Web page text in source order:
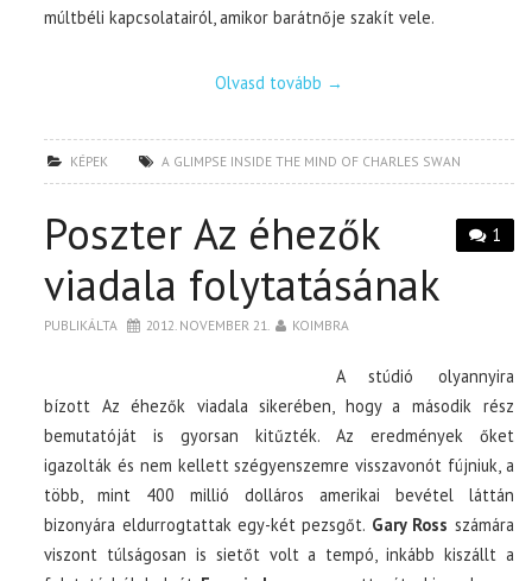
múltbéli kapcsolatairól, amikor barátnője szakít vele.
Olvasd tovább →
KÉPEK A GLIMPSE INSIDE THE MIND OF CHARLES SWAN
1
Poszter Az éhezők
viadala folytatásának
PUBLIKÁLTA 2012. NOVEMBER 21. KOIMBRA
A stúdió olyannyira
bízott Az éhezők viadala sikerében, hogy a második rész
bemutatóját is gyorsan kitűzték. Az eredmények őket
igazolták és nem kellett szégyenszemre visszavonót fújniuk, a
több, mint 400 millió dolláros amerikai bevétel láttán
bizonyára eldurrogtattak egy-két pezsgőt. Gary Ross számára
viszont túlságosan is sietőt volt a tempó, inkább kiszállt a